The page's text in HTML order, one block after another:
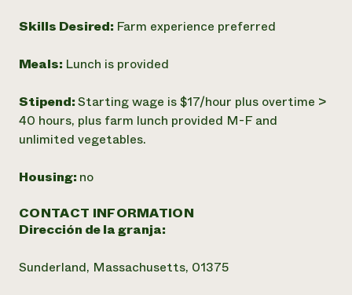
Skills Desired: Farm experience preferred
Meals: Lunch is provided
Stipend:Starting wage is $17/hour plus overtime >
40 hours, plus farm lunch provided M-F and
unlimited vegetables.
Housing: no
CONTACT INFORMATION
Dirección de la granja:
Sunderland, Massachusetts, 01375